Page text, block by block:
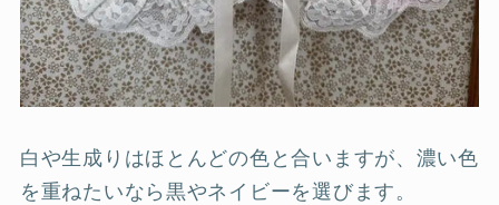
白や生成りはほとんどの色と合いますが、濃い色
を重ねたいなら黒やネイビーを選びます。